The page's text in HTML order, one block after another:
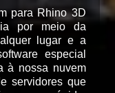
para Rhino 3D
por meio da
lugar e a
especial
à nossa nuvem
servidores que